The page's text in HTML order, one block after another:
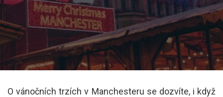
O vánočních trzích v Manchesteru se dozvíte, i když